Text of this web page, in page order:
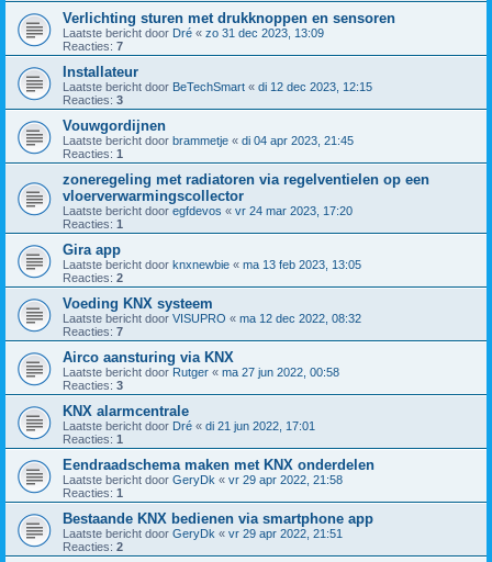
Verlichting sturen met drukknoppen en sensoren
Laatste bericht door Dré « zo 31 dec 2023, 13:09
Reacties: 7
Installateur
Laatste bericht door BeTechSmart « di 12 dec 2023, 12:15
Reacties: 3
Vouwgordijnen
Laatste bericht door brammetje « di 04 apr 2023, 21:45
Reacties: 1
zoneregeling met radiatoren via regelventielen op een
vloerverwarmingscollector
Laatste bericht door egfdevos « vr 24 mar 2023, 17:20
Reacties: 1
Gira app
Laatste bericht door knxnewbie « ma 13 feb 2023, 13:05
Reacties: 2
Voeding KNX systeem
Laatste bericht door VISUPRO « ma 12 dec 2022, 08:32
Reacties: 7
Airco aansturing via KNX
Laatste bericht door Rutger « ma 27 jun 2022, 00:58
Reacties: 3
KNX alarmcentrale
Laatste bericht door Dré « di 21 jun 2022, 17:01
Reacties: 1
Eendraadschema maken met KNX onderdelen
Laatste bericht door GeryDk « vr 29 apr 2022, 21:58
Reacties: 1
Bestaande KNX bedienen via smartphone app
Laatste bericht door GeryDk « vr 29 apr 2022, 21:51
Reacties: 2